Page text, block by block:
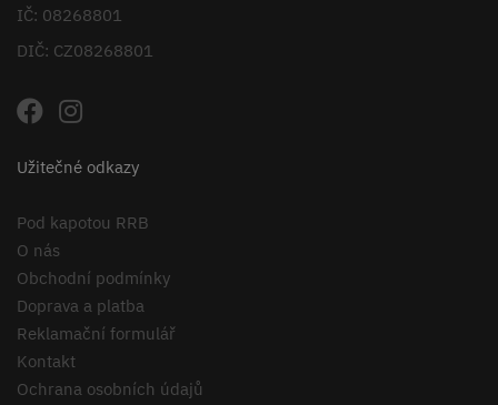
IČ: 08268801
DIČ: CZ08268801
Užitečné odkazy
Pod kapotou RRB
O nás
Obchodní podmínky
Doprava a platba
Reklamační formulář
Kontakt
Ochrana osobních údajů